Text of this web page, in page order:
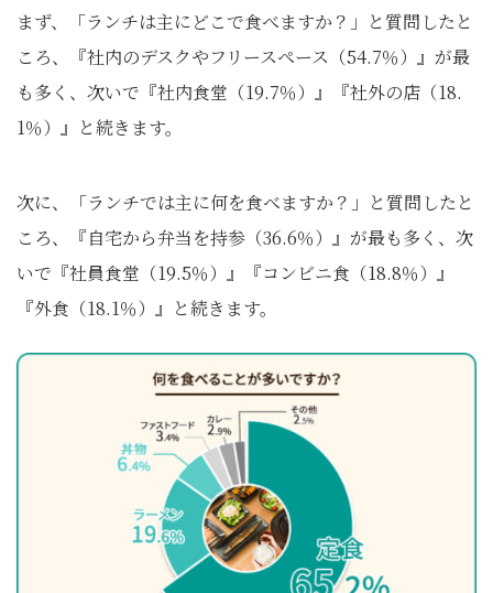
まず、「ランチは主にどこで食べますか？」と質問したと
ころ、『社内のデスクやフリースペース（54.7％）』が最
も多く、次いで『社内食堂（19.7％）』『社外の店（18.
1％）』と続きます。
次に、「ランチでは主に何を食べますか？」と質問したと
ころ、『自宅から弁当を持参（36.6％）』が最も多く、次
いで『社員食堂（19.5％）』『コンビニ食（18.8％）』
『外食（18.1％）』と続きます。